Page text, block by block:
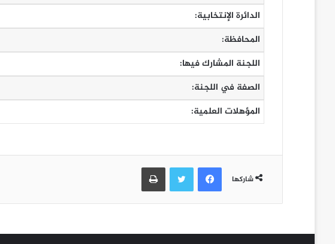
الدائرة الإنتخابية:
المحافظة:
اللجنة المشارك فيها:
الصفة في اللجنة:
المؤهلات العلمية:
شاركها
فيسبوك تويتر طباعة